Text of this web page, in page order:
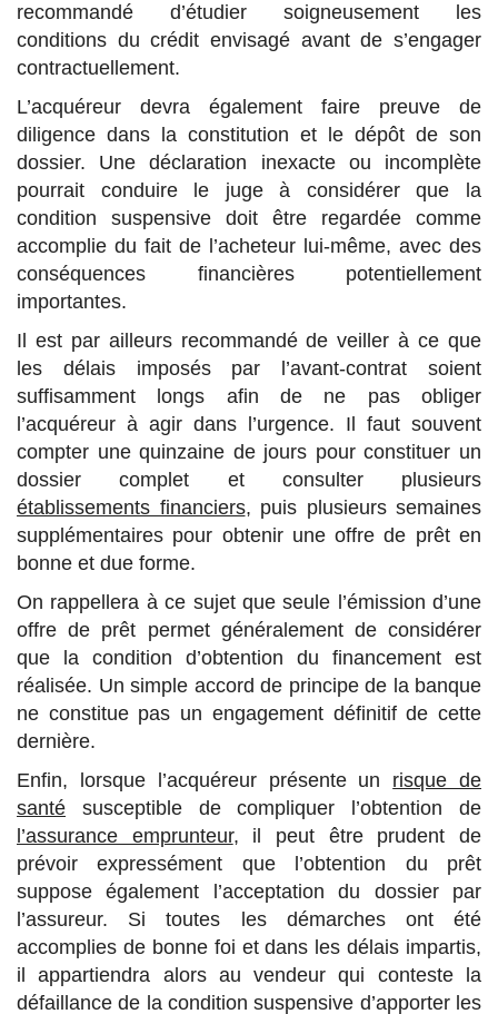
recommandé d’étudier soigneusement les
conditions du crédit envisagé avant de s’engager
contractuellement.
L’acquéreur devra également faire preuve de
diligence dans la constitution et le dépôt de son
dossier. Une déclaration inexacte ou incomplète
pourrait conduire le juge à considérer que la
condition suspensive doit être regardée comme
accomplie du fait de l’acheteur lui-même, avec des
conséquences financières potentiellement
importantes.
Il est par ailleurs recommandé de veiller à ce que
les délais imposés par l’avant-contrat soient
suffisamment longs afin de ne pas obliger
l’acquéreur à agir dans l’urgence. Il faut souvent
compter une quinzaine de jours pour constituer un
dossier complet et consulter plusieurs
établissements financiers, puis plusieurs semaines
supplémentaires pour obtenir une offre de prêt en
bonne et due forme.
On rappellera à ce sujet que seule l’émission d’une
offre de prêt permet généralement de considérer
que la condition d’obtention du financement est
réalisée. Un simple accord de principe de la banque
ne constitue pas un engagement définitif de cette
dernière.
Enfin, lorsque l’acquéreur présente un risque de
santé susceptible de compliquer l’obtention de
l’assurance emprunteur, il peut être prudent de
prévoir expressément que l’obtention du prêt
suppose également l’acceptation du dossier par
l’assureur. Si toutes les démarches ont été
accomplies de bonne foi et dans les délais impartis,
il appartiendra alors au vendeur qui conteste la
défaillance de la condition suspensive d’apporter les